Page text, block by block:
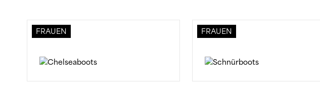
FRAUEN FRAUEN